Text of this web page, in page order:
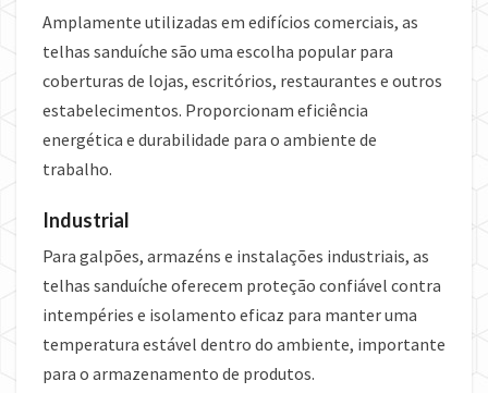
Amplamente utilizadas em edifícios comerciais, as
telhas sanduíche são uma escolha popular para
coberturas de lojas, escritórios, restaurantes e outros
estabelecimentos. Proporcionam eficiência
energética e durabilidade para o ambiente de
trabalho.
Industrial
Para galpões, armazéns e instalações industriais, as
telhas sanduíche oferecem proteção confiável contra
intempéries e isolamento eficaz para manter uma
temperatura estável dentro do ambiente, importante
para o armazenamento de produtos.